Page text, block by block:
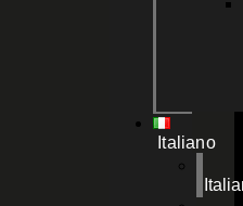
Italiano